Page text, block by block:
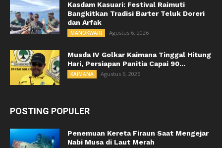
Kasdam Kasuari: Festival Raimuti
Bangkitkan Tradisi Barter Teluk Doreri
dan Arfak
MANOKWARI Agustus 6, 2026
Musda IV Golkar Kaimana Tinggal Hitung
Hari, Persiapan Panitia Capai 90...
KAIMANA Agustus 6, 2026
POSTING POPULER
Penemuan Kereta Firaun Saat Mengejar
Nabi Musa di Laut Merah